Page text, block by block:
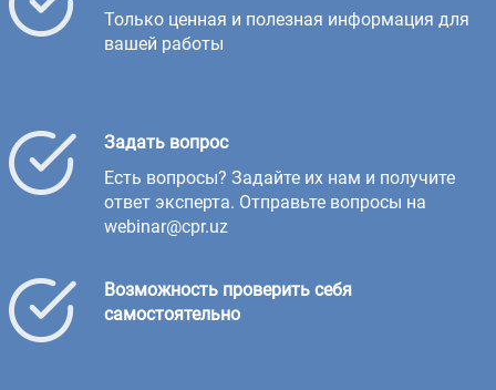
Только ценная и полезная информация для
вашей работы
Задать вопрос
Есть вопросы? Задайте их нам и получите
ответ эксперта. Отправьте вопросы на
webinar@cpr.uz
Возможность проверить себя
самостоятельно